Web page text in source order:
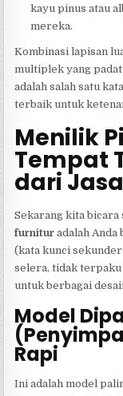
kayu pinus atau
mereka.
Kombinasi lapisan
multiplek yang
adalah salah satu
terbaik untuk
Menilik
Tempat
dari
Sekarang kita bicara
furnitur adalah Anda
(kata kunci
selera, tidak terpaku
untuk berbagai
Model
Rapi
Ini adalah model